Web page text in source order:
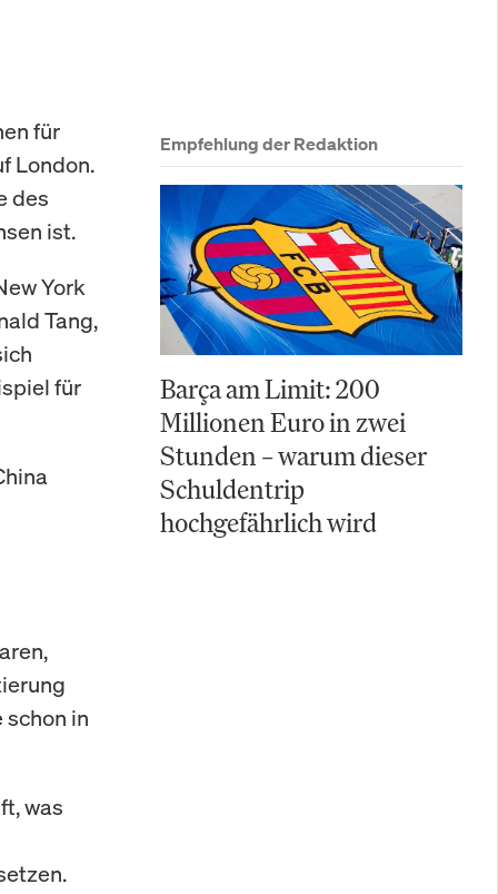
für
London.
des
ist.
York
Tang,
für
in
was
Empfehlung der Redaktion
Barça am Limit: 200
Millionen Euro in zwei
Stunden – warum dieser
Schuldentrip
hochgefährlich wird